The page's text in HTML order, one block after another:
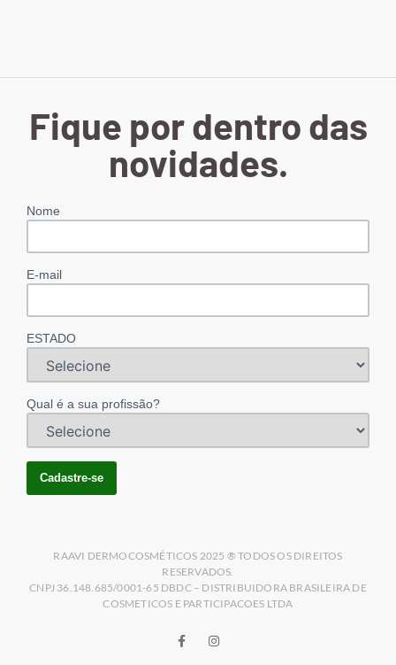
Fique por dentro das
novidades.
Nome
E-mail
ESTADO
Qual é a sua profissão?
RAAVI DERMOCOSMÉTICOS 2025 ® TODOS OS DIREITOS
RESERVADOS.
CNPJ 36.148.685/0001-65 DBDC – DISTRIBUIDORA BRASILEIRA DE
COSMETICOS E PARTICIPACOES LTDA